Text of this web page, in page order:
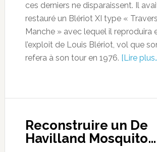
ces derniers ne disparaissent. Il
restauré un Blériot XI type «
Manche » avec lequel il reproduira
l’exploit de Louis Blériot, vol que
refera à son tour en 1976. [Lire
Reconstruire un De
Havilland Mosquito…